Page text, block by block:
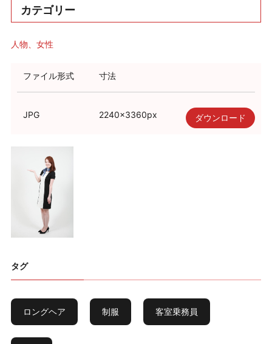
カテゴリー
人物 女性
ファイル形式 寸法
JPG 2240×3360px ダウンロード
タグ
ロングヘア 制服 客室乗務員